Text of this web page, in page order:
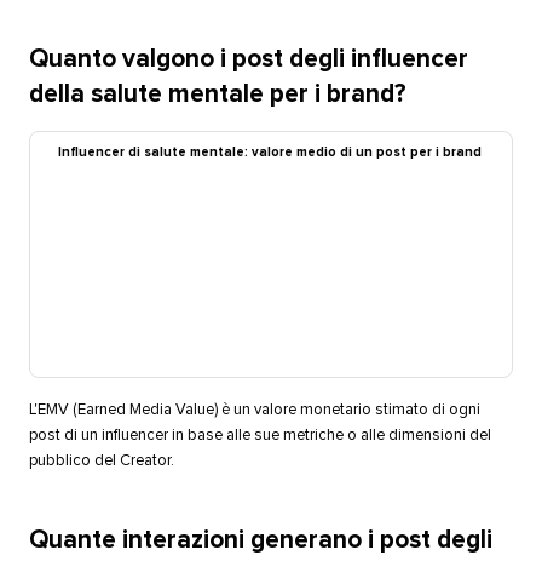
Quanto valgono i post degli influencer
della salute mentale per i brand?​​
Influencer di salute mentale: valore medio di un post per i brand​​
L'EMV (Earned Media Value) è un valore monetario stimato di ogni
post di un influencer in base alle sue metriche o alle dimensioni del
pubblico del Creator.​​
Quante interazioni generano i post degli